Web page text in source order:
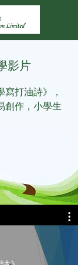
影片
打油詩》，
創作，小學生